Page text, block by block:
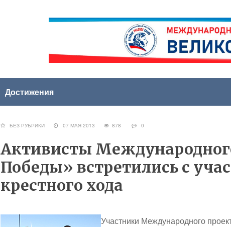
Достижения
БЕЗ РУБРИКИ 07 МАЯ 2013 878 0
Активисты
Победы» встретились с
крестного хода
Участники Международного